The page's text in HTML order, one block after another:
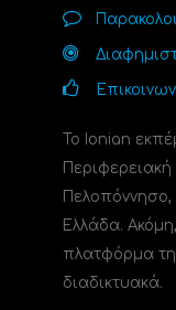
Το Ionian
Πελοπόννησο,
Ελλάδα.
πλατφόρμα
διαδικτυακά.